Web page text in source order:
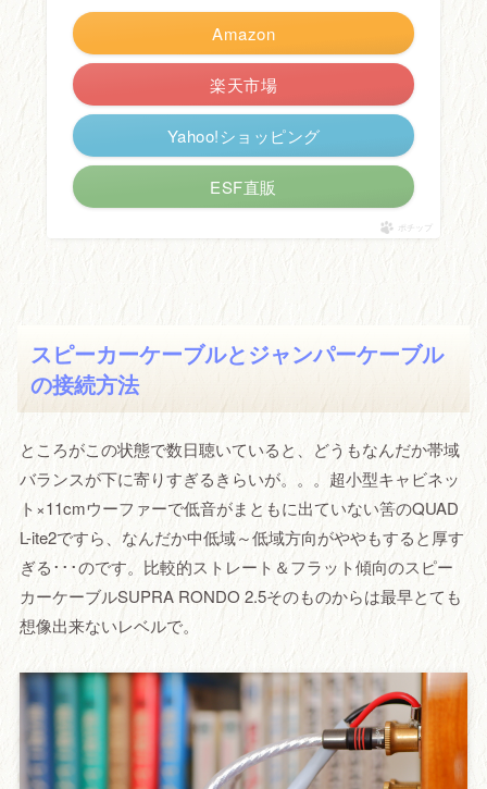
Amazon
楽天市場
Yahoo!ショッピング
ESF直販
ポチップ
スピーカーケーブルとジャンパーケーブル
の接続方法
ところがこの状態で数日聴いていると、どうもなんだか帯域
バランスが下に寄りすぎるきらいが。。。超小型キャビネッ
ト×11cmウーファーで低音がまともに出ていない筈のQUAD
L-ite2ですら、なんだか中低域～低域方向がややもすると厚す
ぎる･･･のです。比較的ストレート＆フラット傾向のスピー
カーケーブルSUPRA RONDO 2.5そのものからは最早とても
想像出来ないレベルで。